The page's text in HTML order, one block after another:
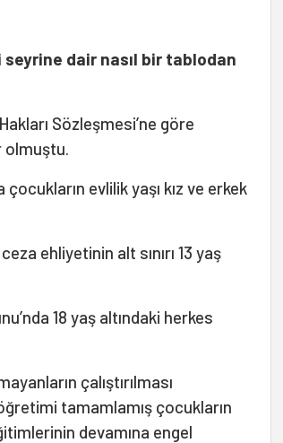
seyrine dair nasıl bir tablodan
Sözleşmesi’ne göre
olmuştu.
evlilik yaşı kız ve erkek
ehliyetinin alt sınırı 13 yaş
18 yaş altındaki herkes
çalıştırılması
tamamlamış çocukların
devamına engel